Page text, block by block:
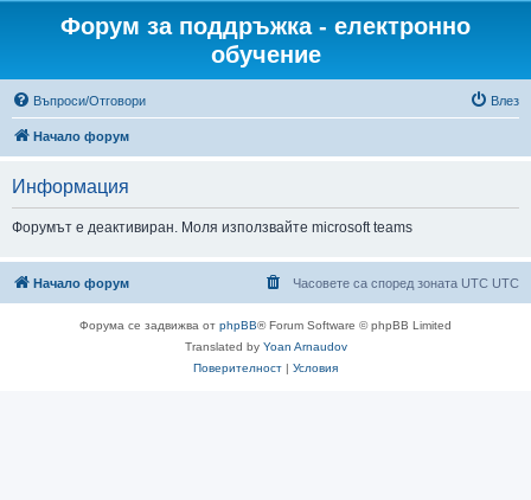
Форум за поддръжка - електронно
обучение
Въпроси/Отговори Влез
Начало форум
Информация
Форумът е деактивиран. Моля използвайте microsoft teams
Начало форум Часовете са според зоната UTC UTC
Форума се задвижва от phpBB® Forum Software © phpBB Limited
Translated by Yoan Arnaudov
Поверителност | Условия